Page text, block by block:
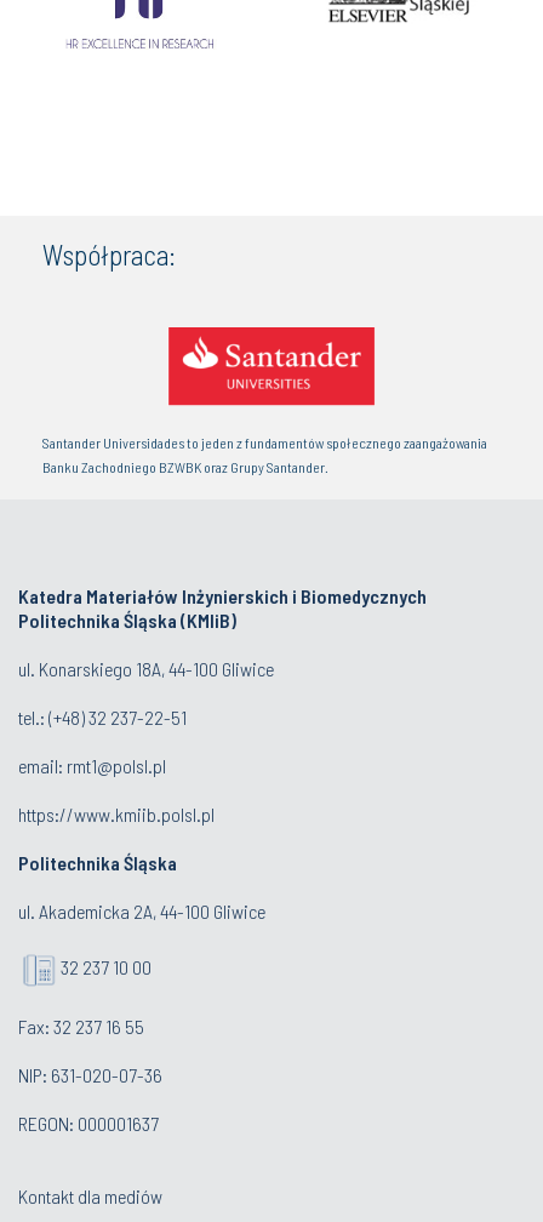
Współpraca:
Santander Universidades to jeden z fundamentów społecznego zaangażowania
Banku Zachodniego BZWBK oraz Grupy Santander.
Katedra Materiałów Inżynierskich i Biomedycznych
Politechnika Śląska (KMIiB)
ul. Konarskiego 18A, 44-100 Gliwice
tel.: (+48) 32 237-22-51
email: rmt1@polsl.pl
https://www.kmiib.polsl.pl
Politechnika Śląska
ul. Akademicka 2A, 44-100 Gliwice
32 237 10 00
Fax: 32 237 16 55
NIP: 631-020-07-36
REGON: 000001637
Kontakt dla mediów